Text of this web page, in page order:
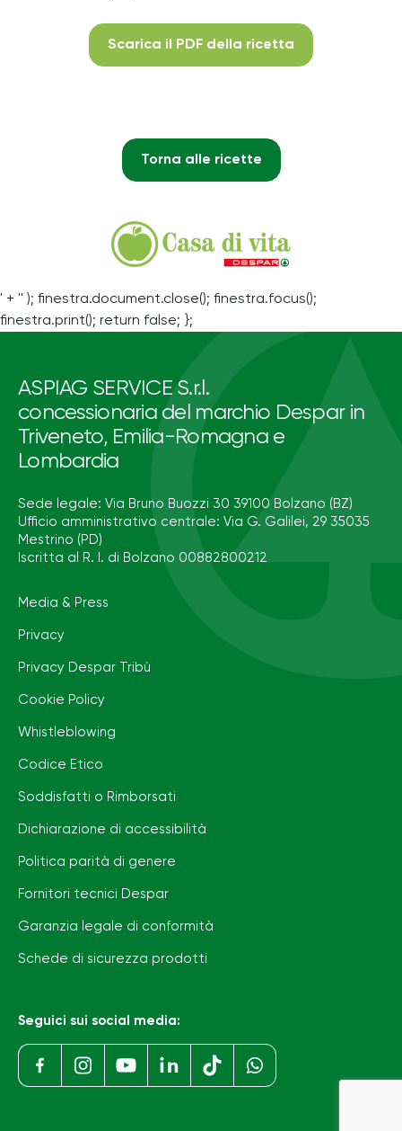
Scarica il PDF della ricetta
Torna alle ricette
' + '' ); finestra.document.close(); finestra.focus();
finestra.print(); return false; };
ASPIAG SERVICE S.r.l.
concessionaria del marchio Despar in
Triveneto, Emilia-Romagna e
Lombardia
Sede legale: Via Bruno Buozzi 30 39100 Bolzano (BZ)
Ufficio amministrativo centrale: Via G. Galilei, 29 35035
Mestrino (PD)
Iscritta al R. I. di Bolzano 00882800212
Media & Press
Privacy
Privacy Despar Tribù
Cookie Policy
Whistleblowing
Codice Etico
Soddisfatti o Rimborsati
Dichiarazione di accessibilità
Politica parità di genere
Fornitori tecnici Despar
Garanzia legale di conformità
Schede di sicurezza prodotti
Seguici sui social media: